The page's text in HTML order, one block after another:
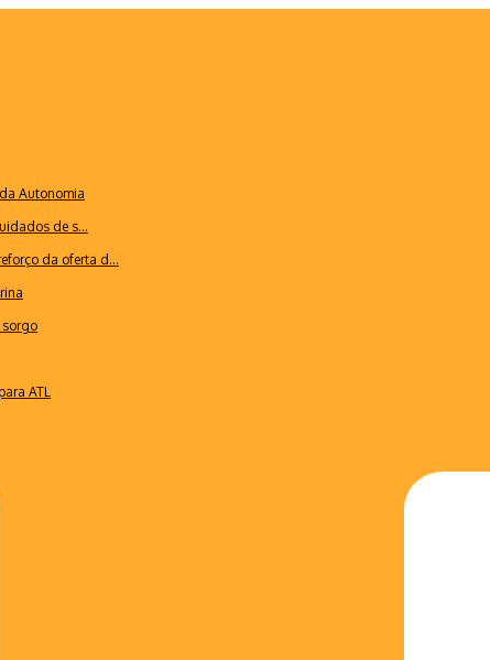
Autonomia
de s...
da oferta d...
sorgo
ATL